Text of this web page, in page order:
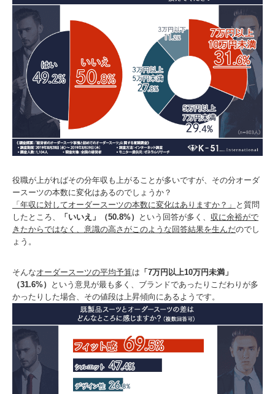
役職が上がればその分年収も上がることが多いですが、その分オーダ
ースーツの本数に変化はあるのでしょうか？
「年収に対してオーダースーツの本数に変化はありますか？」 と質問
したところ、
「いいえ」（50.8%） という回答が多く、 収に余裕がで
きたからではなく、意識の高さがこのような回答結果を生んだのでし
ょう。
そんなオーダースーツの平均予算は 「7万円以上10万円未満」
（31.6%）
という意見が最も多く、ブランドであったりこだわりが多
かったりした場合、その値段は上昇傾向にあるようです。